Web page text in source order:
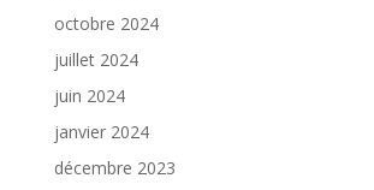
octobre 2024
juillet 2024
juin 2024
janvier 2024
décembre 2023